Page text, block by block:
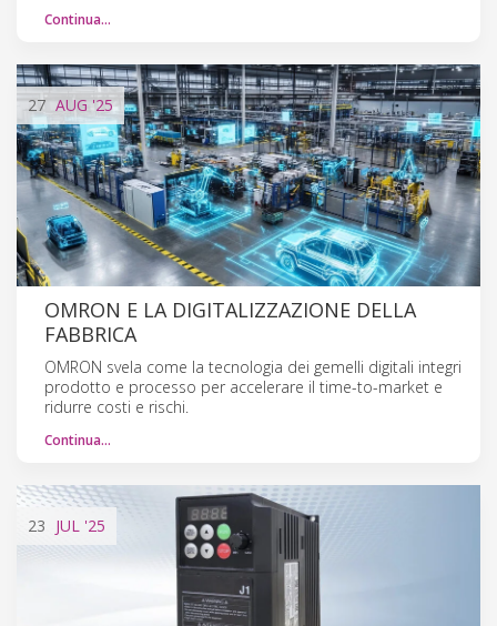
Continua…
27 AUG '25
OMRON E LA DIGITALIZZAZIONE DELLA
FABBRICA
OMRON svela come la tecnologia dei gemelli digitali integri
prodotto e processo per accelerare il time-to-market e
ridurre costi e rischi.
Continua…
23 JUL '25